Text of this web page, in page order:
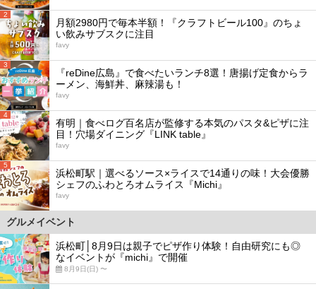
2
月額2980円で毎本半額！『クラフトビール100』のちょ
い飲みサブスクに注目
favy
3
『reDine広島』で食べたいランチ8選！唐揚げ定食からラ
ーメン、海鮮丼、麻辣湯も！
favy
4
有明｜食べログ百名店が監修する本気のパスタ&ピザに注
目！穴場ダイニング『LINK table』
favy
5
浜松町駅｜選べるソース×ライスで14通りの味！大会優勝
シェフのふわとろオムライス『Michi』
favy
グルメイベント
浜松町│8月9日は親子でピザ作り体験！自由研究にも◎
なイベントが『michi』で開催
8月9日(日) 〜